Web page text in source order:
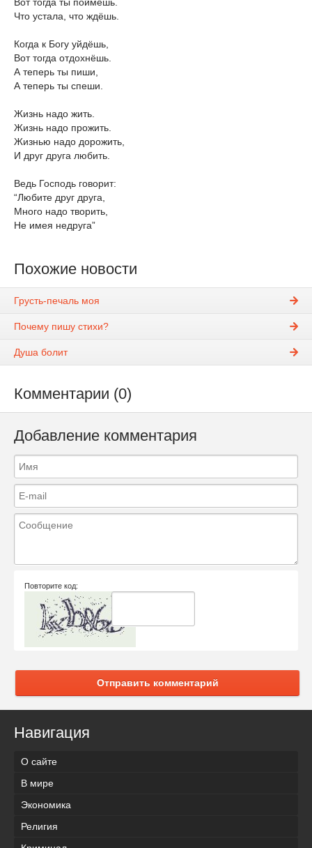
Что устала, что ждёшь.
Когда к Богу уйдёшь,
Вот тогда отдохнёшь.
А теперь ты пиши,
А теперь ты спеши.
Жизнь надо жить.
Жизнь надо прожить.
Жизнью надо дорожить,
И друг друга любить.
Ведь Господь говорит:
“Любите друг друга,
Много надо творить,
Не имея недруга”
Похожие новости
Грусть-печаль моя
Почему пишу стихи?
Душа болит
Комментарии (0)
Добавление комментария
Повторите код:
Отправить комментарий
Навигация
О сайте
В мире
Экономика
Религия